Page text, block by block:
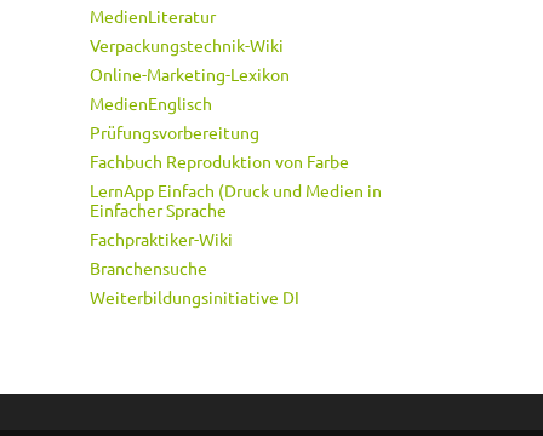
MedienLiteratur
Verpackungstechnik-Wiki
Online-Marketing-Lexikon
MedienEnglisch
Prüfungsvorbereitung
Fachbuch Reproduktion von Farbe
LernApp Einfach (Druck und Medien in
Einfacher Sprache
Fachpraktiker-Wiki
Branchensuche
Weiterbildungsinitiative DI